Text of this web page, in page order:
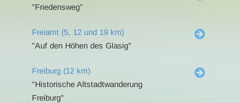
"Friedensweg"
Freiamt (5, 12 und 19 km)
"Auf den Höhen des Glasig"
Freiburg (12 km)
"Historische Altstadtwanderung
Freiburg"